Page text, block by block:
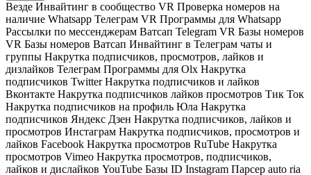
Везде Инвайтинг в сообщество VR Проверка номеров на
наличие Whatsapp Телеграм VR Программы для Whatsapp
Рассылки по мессенджерам Ватсап Telegram VR Базы номеров
VR Базы номеров Ватсап Инвайтинг в Телеграм чаты и
группы Накрутка подписчиков, просмотров, лайков и
дизлайков Телеграм Программы для Olx Накрутка
подписчиков Twitter Накрутка подписчиков и лайков
Вконтакте Накрутка подписчиков лайков просмотров Тик Ток
Накрутка подписчиков на профиль Юла Накрутка
подписчиков Яндекс Дзен Накрутка подписчиков, лайков и
просмотров Инстаграм Накрутка подписчиков, просмотров и
лайков Facebook Накрутка просмотров RuTube Накрутка
просмотров Vimeo Накрутка просмотров, подписчиков,
лайков и дислайков YouTube Базы ID Instagram Парсер auto ria